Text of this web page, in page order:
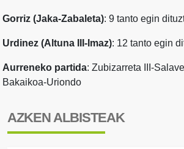
Gorriz (Jaka-Zabaleta): 9 tanto egin
Urdinez (Altuna III-Imaz): 12 tanto egin
Aurreneko partida: Zubizarreta III-
Bakaikoa-Uriondo
AZKEN ALBISTEAK